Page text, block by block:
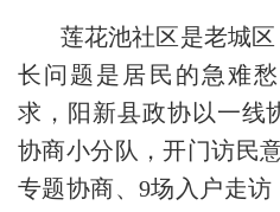
莲花池社区是老城
长问题是居民的急难
求，阳新县政协以一线
协商小分队，开门访民
专题协商、9场入户走